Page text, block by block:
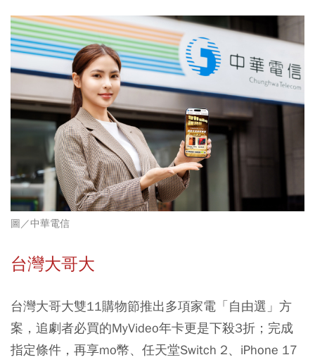
圖／中華電信
台灣大哥大
台灣大哥大雙11購物節推出多項家電「自由選」方
案，追劇者必買的MyVideo年卡更是下殺3折；完成
指定條件，再享mo幣、任天堂Switch 2、iPhone 17